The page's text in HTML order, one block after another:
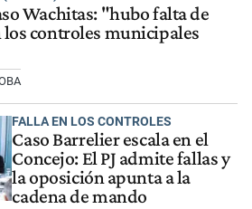
Wachitas: "hubo falta de
controles municipales
FALLA EN LOS CONTROLES
Caso Barrelier escala en el
Concejo: El PJ admite fallas y
la oposición apunta a la
cadena de mando